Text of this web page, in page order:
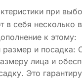
при
в себя несколько
к этому:
размер и посадка:
лица и
Это